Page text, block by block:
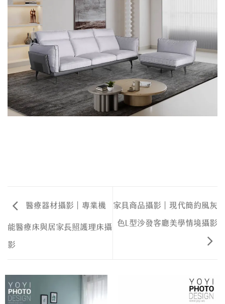
醫療器材攝影｜專業機
能醫療床與居家長照護理床攝
影
家具商品攝影｜現代簡約風灰
色L型沙發客廳美學情境攝影